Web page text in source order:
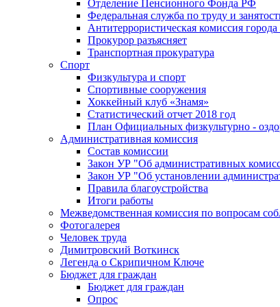
Отделение Пенсионного Фонда РФ
Федеральная служба по труду и
Антитеррористическая комиссия
Прокурор разъясняет
Транспортная прокуратура
Спорт
Физкультура и спорт
Спортивные сооружения
Хоккейный клуб «Знамя»
Статистический отчет 2018 год
План Официальных физкультурно -
Административная комиссия
Состав комиссии
Закон УР "Об административных
Закон УР "Об установлении
Правила благоустройства
Итоги работы
Межведомственная комиссия по вопросам
Фотогалерея
Человек труда
Димитровский Воткинск
Легенда о Скрипичном Ключе
Бюджет для граждан
Бюджет для граждан
Опрос